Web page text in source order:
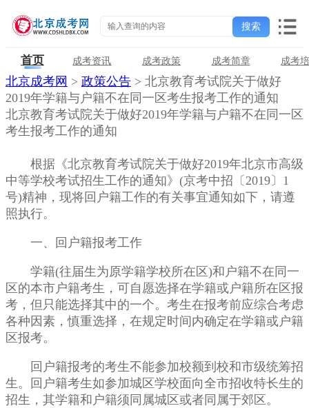
首页 成考资讯 成考政策 成考简章 成考
北京成考网 > 政策公告 > 北京教育考试院关于做好
2019年学籍与户籍不在同一区考生报考工作的通知
北京教育考试院关于做好2019年学籍与户籍不在同一区
考生报考工作的通知
根据《北京教育考试院关于做好2019年北京市高级
中等学校考试招生工作的通知》(京考中招〔2019〕1
号)精神，现将回户籍工作的有关事宜通知如下，请遵
照执行。
一、回户籍报考工作
学籍(往届生为原学籍学校所在区)和户籍不在同一
区的本市户籍考生，可自愿选择在学籍或户籍所在区报
考，但只能选择其中的一个。考生在报考前应综合考虑
各种因素，慎重选择，在规定时间内确定在学籍或户籍
区报考。
回户籍报考的考生不能参加校额到校和市级统筹招
生。回户籍考生如参加城区学校面向全市招收特长生的
招生，其学籍和户籍须同属城区或者同属于郊区。